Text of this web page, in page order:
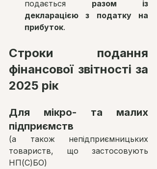
подається разом із
декларацією з податку на
прибуток.
Строки подання
фінансової звітності за
2025 рік
Для мікро- та малих
підприємств
(а також непідприємницьких
товариств, що застосовують
НП(С)БО)